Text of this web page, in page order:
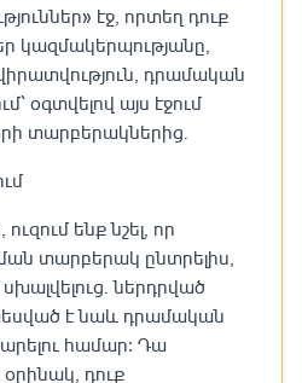
էջ, որտեղ դուք
կազմակերպությանը,
դրամական
օգտվելով այս էջում
տարբերակներից.
ենք նշել, որ
տարբերակ ընտրելիս,
ներդրված
է նաև դրամական
համար։ Դա
դուք